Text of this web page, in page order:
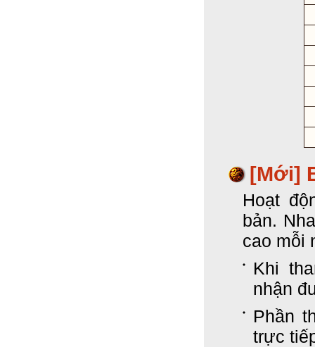
[Mới]
Hoạt
bản.
cao mỗi
Khi
nhận
Phần
trực